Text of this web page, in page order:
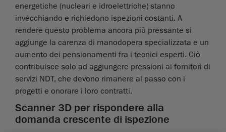
energetiche (nucleari e idroelettriche) stanno
invecchiando e richiedono ispezioni costanti. A
rendere questo problema ancora più pressante si
aggiunge la carenza di manodopera specializzata e un
aumento dei pensionamenti fra i tecnici esperti. Ciò
contribuisce solo ad aggiungere pressioni ai fornitori di
servizi NDT, che devono rimanere al passo con i
progetti e onorare i loro contratti.
Scanner 3D per rispondere alla
domanda crescente di ispezione